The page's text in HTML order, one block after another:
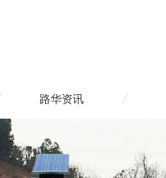
路华资讯